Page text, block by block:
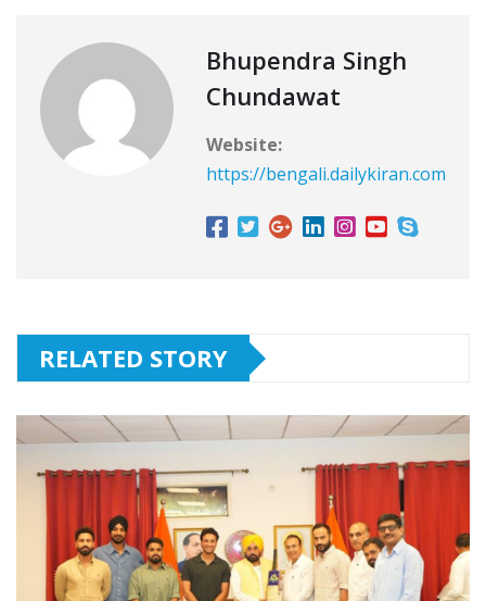
Bhupendra Singh
Chundawat
Website:
https://bengali.dailykiran.com
RELATED STORY